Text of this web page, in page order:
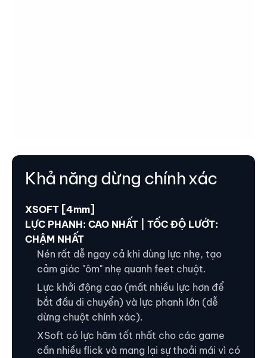
Khả năng dừng chính xác
XSOFT [4mm]
LỰC PHANH: CAO NHẤT | TỐC ĐỘ LƯỚT:
CHẬM NHẤT
Nén rất dễ ngay cả khi dùng lực nhẹ, tạo
cảm giác "ôm" nhẹ quanh feet chuột.
Lực khởi động cao (mất nhiều lực hơn để
bắt đầu di chuyển) và lực phanh lớn (dễ
dừng chuột chính xác).
XSoft có lực hãm tốt nhất cho các game
cần nhiều flick và mang lại sự thoải mái vì có